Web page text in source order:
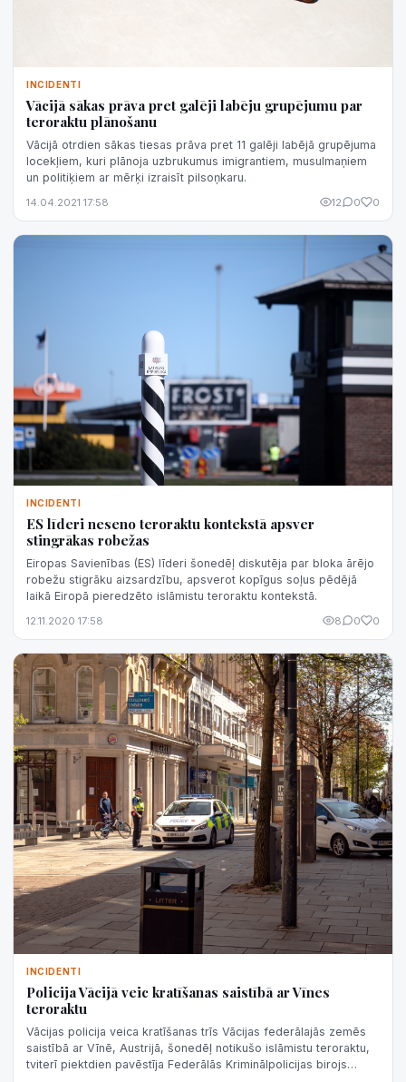
INCIDENTI
Vācijā sākas prāva pret galēji labēju grupējumu par
teroraktu plānošanu
Vācijā otrdien sākas tiesas prāva pret 11 galēji labējā grupējuma
locekļiem, kuri plānoja uzbrukumus imigrantiem, musulmaņiem
un politiķiem ar mērķi izraisīt pilsoņkaru.
14.04.2021 17:58 12 0 0
INCIDENTI
ES līderi neseno teroraktu kontekstā apsver
stingrākas robežas
Eiropas Savienības (ES) līderi šonedēļ diskutēja par bloka ārējo
robežu stigrāku aizsardzību, apsverot kopīgus soļus pēdējā
laikā Eiropā pieredzēto islāmistu teroraktu kontekstā.
12.11.2020 17:58 8 0 0
INCIDENTI
Policija Vācijā veic kratīšanas saistībā ar Vīnes
teroraktu
Vācijas policija veica kratīšanas trīs Vācijas federālajās zemēs
saistībā ar Vīnē, Austrijā, šonedēļ notikušo islāmistu teroraktu,
tviterī piektdien pavēstīja Federālās Kriminālpolicijas birojs